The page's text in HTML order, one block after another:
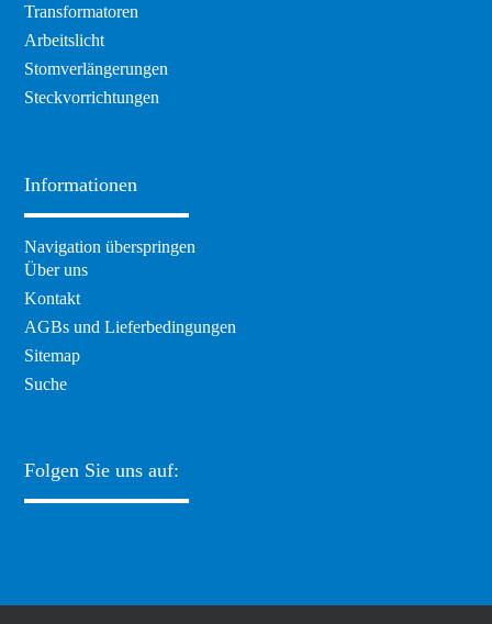
Transformatoren
Arbeitslicht
Stomverlängerungen
Steckvorrichtungen
Informationen
Navigation überspringen
Über uns
Kontakt
AGBs und Lieferbedingungen
Sitemap
Suche
Folgen Sie uns auf: